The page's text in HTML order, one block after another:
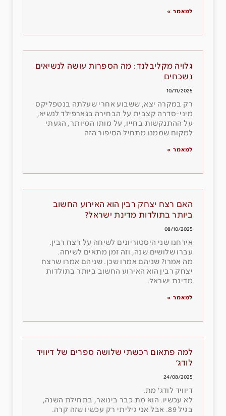
למאמר »
גלויה מקליבלנד: מה הספרות עושה לנשיאים
נשכחים
10/11/2025
רק במקרה יצא, ששבוע אחרי שעלתה בנטפליקס
מיני-סדרה קצבית על הבחירה בגארפילד לנשיא,
על ההתנקשות בחייו, על מותו המיותר, הגעתי
למקום שממנו מתחיל הסיפור הזה
למאמר »
האם רצח יצחק רבין הוא האירוע החשוב
ביותר בתולדות מדינת ישראל?
08/10/2025
אירחנו שני היסטוריונים לשיחה על רצח רבין.
עברו שלושים שנה, וזה זמן מתאים לשיחה.
מה אמרו? שניהם אמרו שכן. שניהם אמרו שרצח
יצחק רבין הוא האירוע החשוב ביותר בתולדות
מדינת ישראל.
למאמר »
למה פתאום רכשתי שלושה ספרים של דיוויד
לודג׳
24/08/2025
דיוויד לודג׳ מת.
לא עכשיו. הוא מת כבר בינואר, בתחילת השנה,
בגיל 89. אבל אני גיליתי רק עכשיו שזה קרה.